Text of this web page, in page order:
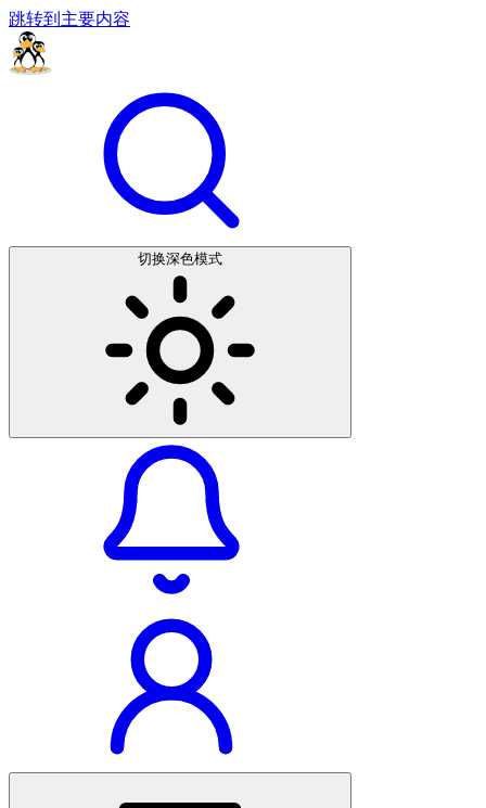
跳转到主要内容
切换深色模式